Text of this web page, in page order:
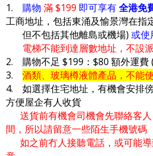
1. 購物 滿 $199 即可享有全港免
工商地址，包括東涌及愉景灣在指
但不包括其他離島或機場) 或使
電梯不能到達層數地址，不設
2. 購物不足 $199：$80 額外運費
3. 酒類、玻璃樽液體產品，不能
4. 如選擇住宅地址，有機會安排
方便屋企有人收貨
送貨前有機會司機會先聯絡客
間，所以請留意一些陌生手機號碼
如之前冇人接聽電話，或可能導